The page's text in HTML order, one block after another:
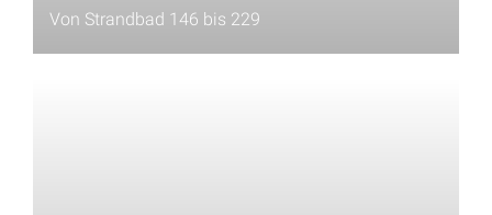
Von Strandbad 146 bis 229